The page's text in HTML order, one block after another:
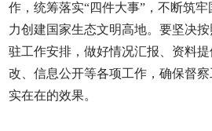
作，统筹落实“四件大事”，不断筑
力创建国家生态文明高地。要坚决
驻工作安排，做好情况汇报、资料
改、信息公开等各项工作，确保督
实在在的效果。